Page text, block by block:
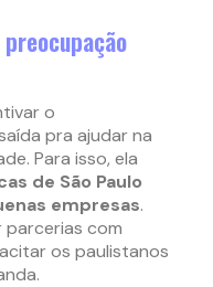
o
pra ajudar na
Para isso, ela
de São Paulo
empresas.
parcerias com
os paulistanos